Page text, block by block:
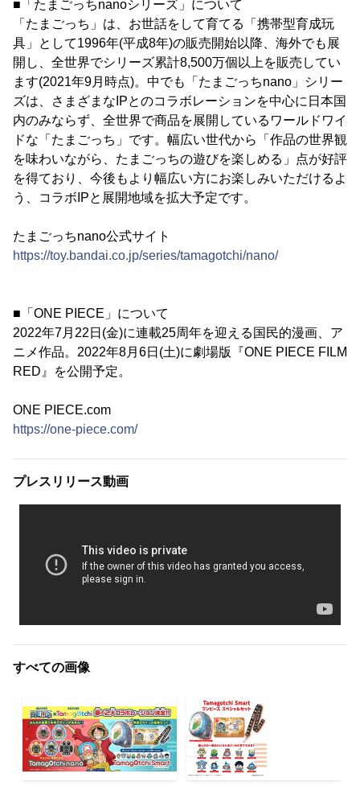
■「たまごっちnanoシリーズ」について
「たまごっち」は、お世話をして育てる「携帯型育成玩
具」として1996年(平成8年)の販売開始以降、海外でも展
開し、全世界でシリーズ累計8,500万個以上を販売してい
ます(2021年9月時点)。中でも「たまごっちnano」シリー
ズは、さまざまなIPとのコラボレーションを中心に日本国
内のみならず、全世界で商品を展開しているワールドワイ
ドな「たまごっち」です。幅広い世代から「作品の世界観
を味わいながら、たまごっちの遊びを楽しめる」点が好評
を得ており、今後もより幅広い方にお楽しみいただけるよ
う、コラボIPと展開地域を拡大予定です。
たまごっちnano公式サイト
https://toy.bandai.co.jp/series/tamagotchi/nano/
■「ONE PIECE」について
2022年7月22日(金)に連載25周年を迎える国民的漫画、ア
ニメ作品。2022年8月6日(土)に劇場版『ONE PIECE FILM
RED』を公開予定。
ONE PIECE.com
https://one-piece.com/
プレスリリース動画
すべての画像